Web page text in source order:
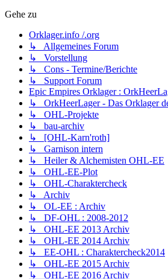
Gehe zu
Orklager.info /.org
↳ Allgemeines Forum
↳ Vorstellung
↳ Cons - Termine/Berichte
↳ Support Forum
Epic Empires Orklager :
↳ OrkHeerLager - Das Orklager
↳ OHL-Projekte
↳ bau-archiv
↳ [OHL-Karn'roth]
↳ Garnison intern
↳ Heiler & Alchemisten OHL-EE
↳ OHL-EE-Plot
↳ OHL-Charaktercheck
↳ Archiv
↳ OL-EE : Archiv
↳ DF-OHL : 2008-2012
↳ OHL-EE 2013 Archiv
↳ OHL-EE 2014 Archiv
↳ EE-OHL : Charaktercheck2014
↳ OHL-EE 2015 Archiv
↳ OHL-EE 2016 Archiv